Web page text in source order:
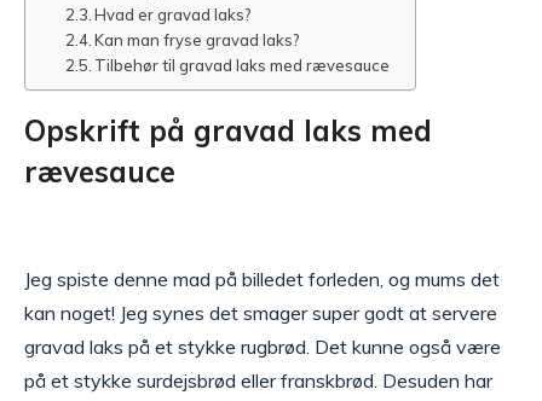
Hvad er gravad laks?
Kan man fryse gravad laks?
Tilbehør til gravad laks med rævesauce
Opskrift på gravad laks med
rævesauce
Jeg spiste denne mad på billedet forleden, og mums det
kan noget! Jeg synes det smager super godt at servere
gravad laks på et stykke rugbrød. Det kunne også være
på et stykke surdejsbrød eller franskbrød. Desuden har